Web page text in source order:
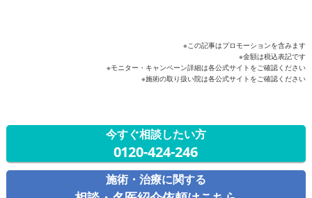
※この記事はプロモーションを含みます
※金額は税込表記です
※モニター・キャンペーン詳細は各公式サイトをご確認ください
今すぐ相談したい方
0120-424-246
施術・治療に関する